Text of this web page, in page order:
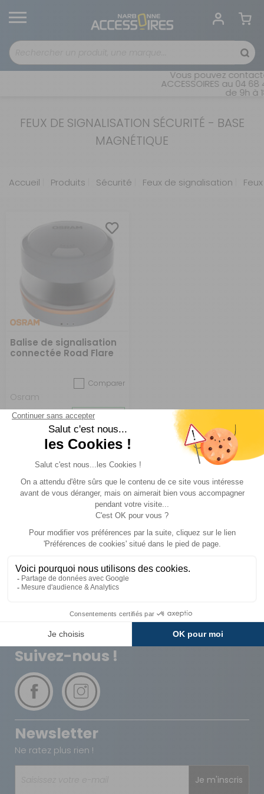
Vous pouvez
ACCESSOIRES au 04
de 9h à
FEUX DE SIGNALISATION SÉCURITÉ - BASE
MAGNÉTIQUE
Accueil Produits Sécurité Feux de signalisation
Balise de signalisation
connectée Road Flare
Comparer
Osram
Réf : 051002 EN STOCK
ACHETER 55 €
Expédié sous 72h Sécurisés
Carte de fidélité Plusieurs fois
Suivez-nous !
Newsletter
Ne ratez plus rien !
Je m'inscris